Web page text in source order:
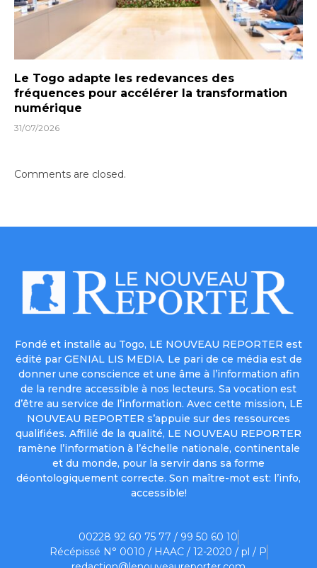
Le Togo adapte les redevances des
fréquences pour accélérer la transformation
numérique
31/07/2026
Comments are closed.
Fondé et installé au Togo, LE NOUVEAU REPORTER est
édité par GENIAL LIS MEDIA. Le pari de ce média est de
donner une conscience et une âme à l’information afin
de la rendre accessible à nos lecteurs. Sa vocation est
d’être au service de l’information. Avec cette mission, LE
NOUVEAU REPORTER s’appuie sur des ressources
qualifiées. Affilié de la qualité, LE NOUVEAU REPORTER
ramène l’information à l’échelle nationale, continentale
et du monde, pour la servir dans sa forme
déontologiquement correcte. Son maître-mot est: l’info,
accessible!
00228 92 60 75 77 / 99 50 60 10
Récépissé N° 0010 / HAAC / 12-2020 / pl / P